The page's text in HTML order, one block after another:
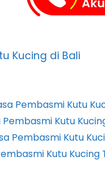
Kucing di Bali
Pembasmi Kutu
Pembasmi Kutu
Pembasmi Kutu
Kutu Kucing